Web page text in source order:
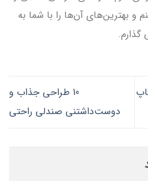
و بهترین‌های آن‌ها را با شما به
گذارم.
10 طراحی جذاب و
دوست‌داشتنی صندلی راحتی